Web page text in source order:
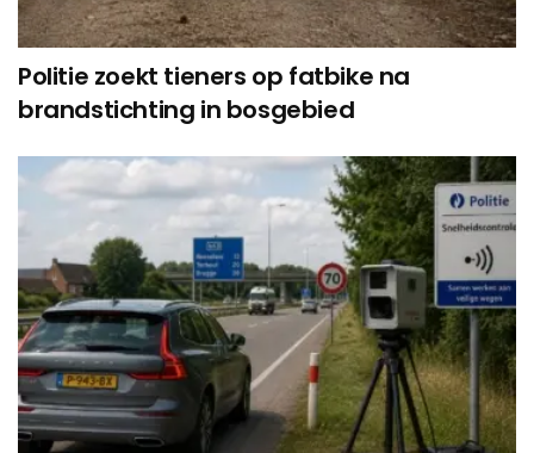
Politie zoekt tieners op fatbike na
brandstichting in bosgebied